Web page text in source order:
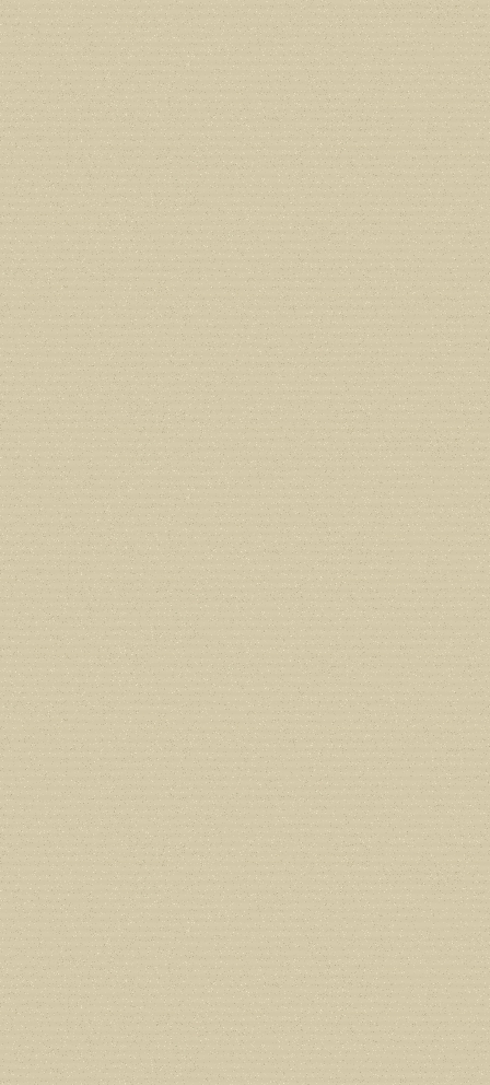
Deprecated: Creation of dynamic
deprecated in/home/users/confidit/
line 179
Deprecated: Creation of dynamic
in /home/users/confidit/www/cms/
Deprecated: Creation of dynamic
deprecated in/home/users/confidit/
line210
Deprecated: Creation of dynamic
deprecated in /home/users/confidit/
line 212
Deprecated: Creation of dynamic
deprecated in/home/users/confidit/
line213
Deprecated: Creation of dynamic
/home/users/confidit/www/cms/
Deprecated: Creation of dynamic
deprecated in /home/users/confidit/
line 507
Deprecated: Creation of dynamic
deprecated in/home/users/confidit/
line179